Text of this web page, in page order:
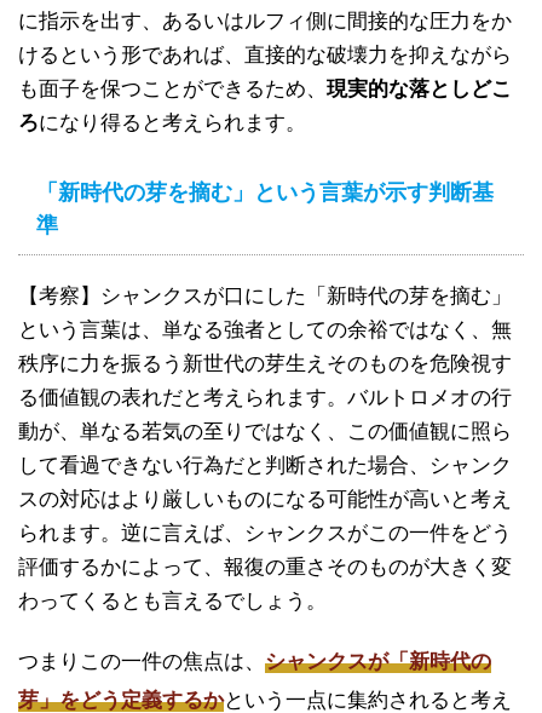
に指示を出す、あるいはルフィ側に間接的な圧力をか
けるという形であれば、直接的な破壊力を抑えながら
も面子を保つことができるため、 現実的な落としどこ
ろになり得ると考えられます。
「新時代の芽を摘む」という言葉が示す判断基
準
【考察】シャンクスが口にした「新時代の芽を摘む」
という言葉は、単なる強者としての余裕ではなく、無
秩序に力を振るう新世代の芽生えそのものを危険視す
る価値観の表れだと考えられます。バルトロメオの行
動が、単なる若気の至りではなく、この価値観に照ら
して看過できない行為だと判断された場合、シャンク
スの対応はより厳しいものになる可能性が高いと考え
られます。逆に言えば、シャンクスがこの一件をどう
評価するかによって、報復の重さそのものが大きく変
わってくるとも言えるでしょう。
つまりこの一件の焦点は、 シャンクスが「新時代の
芽」をどう定義するかという一点に集約されると考え